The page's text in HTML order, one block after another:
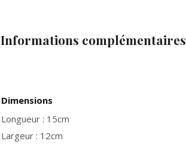
Informations complémentaires
Dimensions
Longueur : 15cm
Largeur : 12cm